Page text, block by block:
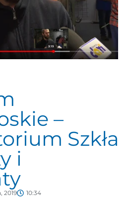
–
Szkła
i
2019 10:34